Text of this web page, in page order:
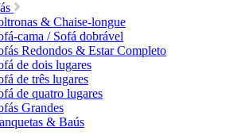
& Chaise-longue
cama / Sofá dobrável
Redondos & Estar Completo
de dois lugares
de três lugares
de quatro lugares
Grandes
& Baús